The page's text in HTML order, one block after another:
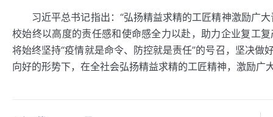
习近平总书记指出：“弘扬精益求精的工匠精神激励广大
校始终以高度的责任感和使命感全力以赴，助力企业复工
将始终坚持“疫情就是命令、防控就是责任”的号召，坚决
向好的形势下，在全社会弘扬精益求精的工匠精神，激励广